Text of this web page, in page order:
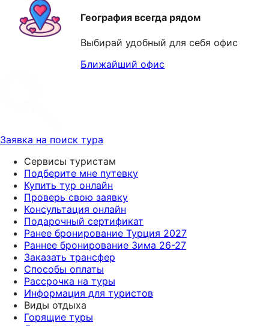
География всегда рядом
Выбирай удобный для себя офис
Ближайший офис
Заявка на поиск тура
Сервисы туристам
Подберите мне путевку
Купить тур онлайн
Проверь свою заявку
Консультация онлайн
Подарочный сертификат
Ранее бронирование Турция 2027
Раннее бронирование Зима 26-27
Заказать трансфер
Способы оплаты
Рассрочка на туры
Информация для туристов
Виды отдыха
Горящие туры